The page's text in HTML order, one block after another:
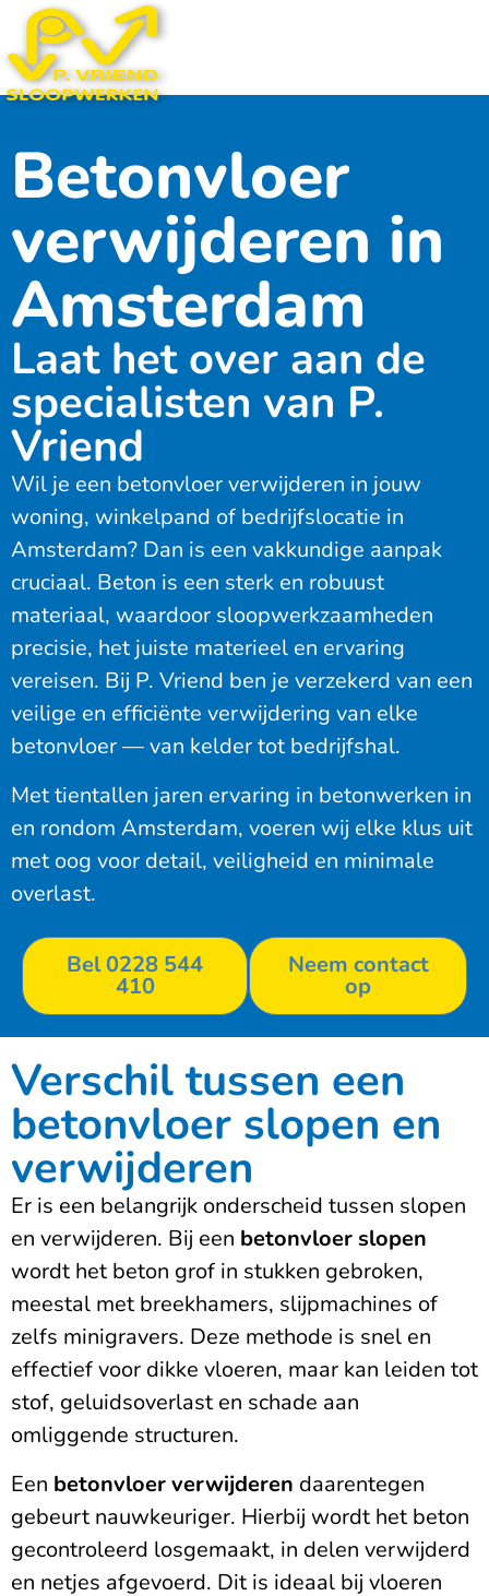
Betonvloer
verwijderen in
Amsterdam
Laat het over aan de
specialisten van P.
Vriend
Wil je een betonvloer verwijderen in jouw
woning, winkelpand of bedrijfslocatie in
Amsterdam? Dan is een vakkundige aanpak
cruciaal. Beton is een sterk en robuust
materiaal, waardoor sloopwerkzaamheden
precisie, het juiste materieel en ervaring
vereisen. Bij P. Vriend ben je verzekerd van een
veilige en efficiënte verwijdering van elke
betonvloer — van kelder tot bedrijfshal.
Met tientallen jaren ervaring in betonwerken in
en rondom Amsterdam, voeren wij elke klus uit
met oog voor detail, veiligheid en minimale
overlast.
Bel 0228 544
410
Neem contact
op
Verschil tussen een
betonvloer slopen en
verwijderen
Er is een belangrijk onderscheid tussen slopen
en verwijderen. Bij een betonvloer slopen
wordt het beton grof in stukken gebroken,
meestal met breekhamers, slijpmachines of
zelfs minigravers. Deze methode is snel en
effectief voor dikke vloeren, maar kan leiden tot
stof, geluidsoverlast en schade aan
omliggende structuren.
Een betonvloer verwijderen daarentegen
gebeurt nauwkeuriger. Hierbij wordt het beton
gecontroleerd losgemaakt, in delen verwijderd
en netjes afgevoerd. Dit is ideaal bij vloeren